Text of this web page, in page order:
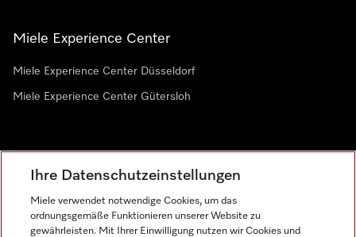
Miele Experience Center
Miele Experience Center Düsseldorf
Miele Experience Center Gütersloh
Ihre Datenschutzeinstellungen
Miele verwendet notwendige Cookies, um das
ordnungsgemäße Funktionieren unserer Website zu
gewährleisten. Mit Ihrer Einwilligung nutzen wir Cookies und